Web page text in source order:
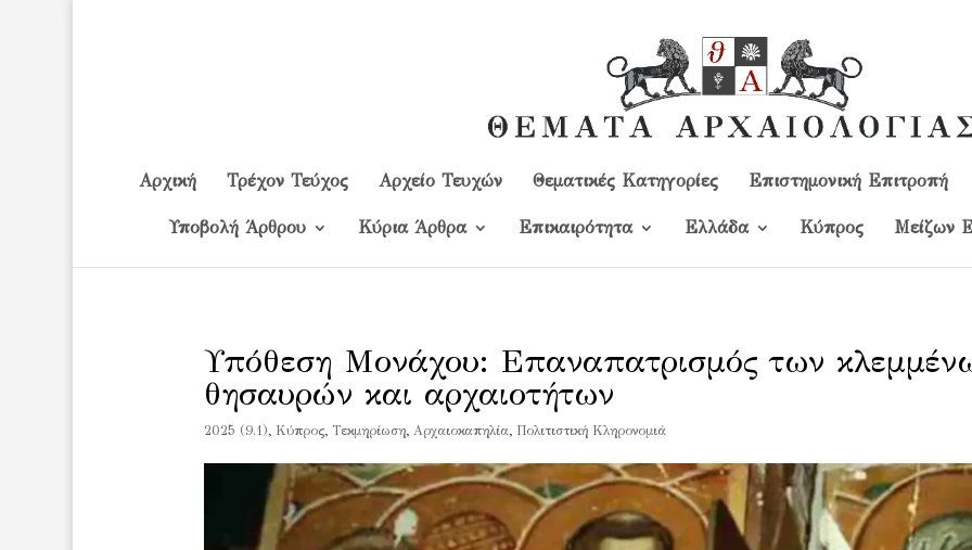
Αρχική Τρέχον Τεύχος Αρχείο Τευχών Θεματικές Κατηγορίες Επιστημονική Επιτροπή
Υποβολή Άρθρου Κύρια Άρθρα Επικαιρότητα Ελλάδα Kύπρος Μείζων
Υπόθεση Μονάχου: Επαναπατρισμός των
θησαυρών και αρχαιοτήτων
2025 (9.1), Kύπρος, Tεκμηρίωση, Αρχαιοκαπηλία, Πολιτιστική Κληρονομιά